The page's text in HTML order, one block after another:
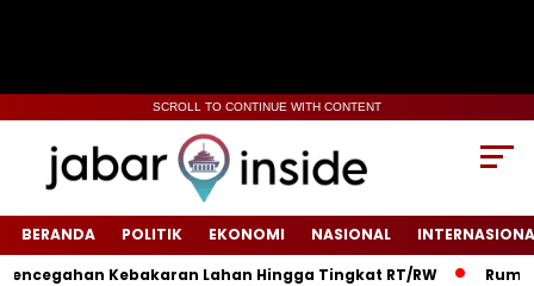
SCROLL TO CONTINUE WITH CONTENT
BERANDA POLITIK EKONOMI NASIONAL
Kebakaran Lahan Hingga Tingkat RT/RW‎
‎Rumah